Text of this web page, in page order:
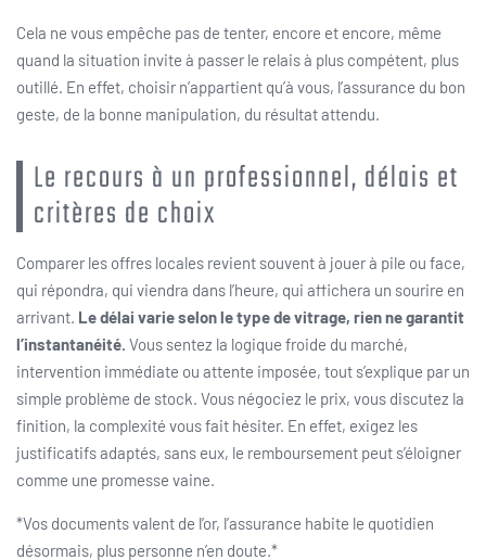
Cela ne vous empêche pas de tenter, encore et encore, même
quand la situation invite à passer le relais à plus compétent, plus
outillé. En effet, choisir n’appartient qu’à vous, l’assurance du bon
geste, de la bonne manipulation, du résultat attendu.
Le recours à un professionnel, délais et
critères de choix
Comparer les offres locales revient souvent à jouer à pile ou face,
qui répondra, qui viendra dans l’heure, qui affichera un sourire en
arrivant. Le délai varie selon le type de vitrage, rien ne garantit
l’instantanéité. Vous sentez la logique froide du marché,
intervention immédiate ou attente imposée, tout s’explique par un
simple problème de stock. Vous négociez le prix, vous discutez la
finition, la complexité vous fait hésiter. En effet, exigez les
justificatifs adaptés, sans eux, le remboursement peut s’éloigner
comme une promesse vaine.
*Vos documents valent de l’or, l’assurance habite le quotidien
désormais, plus personne n’en doute.*